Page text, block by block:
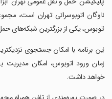
اتوبوس، یکی از بزرگترین شبکه‌های
‏این برنامه با امکان جستجوی
زمان ورود اتوبوس، امکان مدیریت
خواهد داشت.